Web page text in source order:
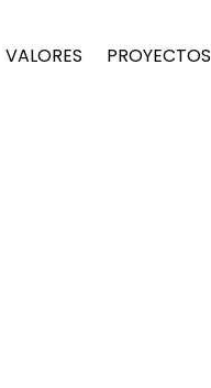
VALORES PROYECTOS